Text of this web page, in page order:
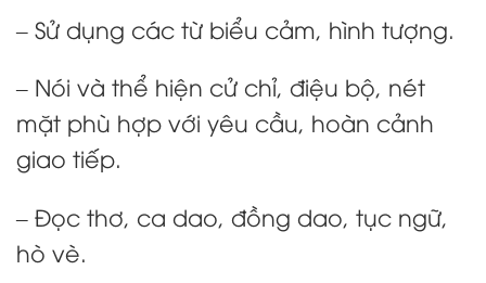
– Sử dụng các từ biểu cảm, hình tượng.
– Nói và thể hiện cử chỉ, điệu bộ, nét
mặt phù hợp với yêu cầu, hoàn cảnh
giao tiếp.
– Đọc thơ, ca dao, đồng dao, tục ngữ,
hò vè.